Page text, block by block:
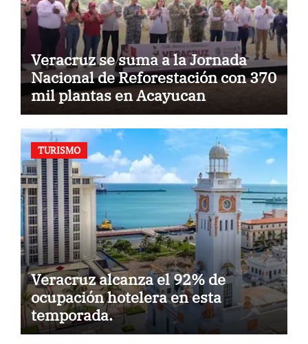
Veracruz se suma a la Jornada
Nacional de Reforestación con 370
mil plantas en Acayucan
TURISMO
Veracruz alcanza el 92% de
ocupación hotelera en esta
temporada.